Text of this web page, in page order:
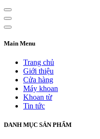
Main Menu
Trang chủ
Giới thiệu
Cửa hàng
Máy khoan
Khoan từ
Tin tức
DANH MỤC SẢN PHẨM